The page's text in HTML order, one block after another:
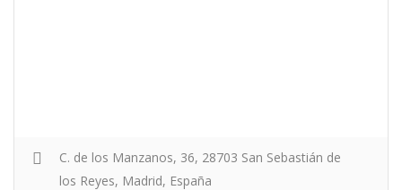
C. de los Manzanos, 36, 28703 San Sebastián de
los Reyes, Madrid, España